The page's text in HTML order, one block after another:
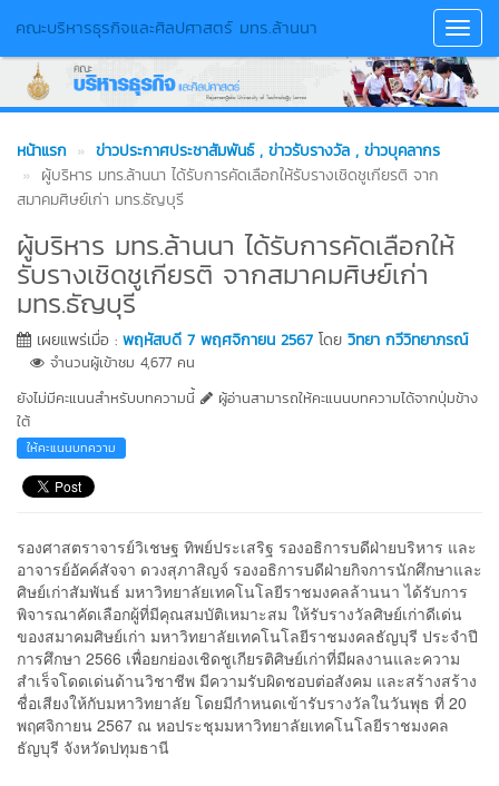
คณะบริหารธุรกิจและศิลปศาสตร์ มทร.ล้านนา
หน้าแรก ข่าวประกาศประชาสัมพันธ์ , ข่าวรับรางวัล , ข่าวบุคลากร
ผู้บริหาร มทร.ล้านนา ได้รับการคัดเลือกให้รับรางเชิดชูเกียรติ จาก
สมาคมศิษย์เก่า มทร.ธัญบุรี
ผู้บริหาร มทร.ล้านนา ได้รับการคัดเลือกให้
รับรางเชิดชูเกียรติ จากสมาคมศิษย์เก่า
มทร.ธัญบุรี
เผยแพร่เมื่อ : พฤหัสบดี 7 พฤศจิกายน 2567 โดย วิทยา กวีวิทยาภรณ์
จำนวนผู้เข้าชม 4,677 คน
ยังไม่มีคะแนนสำหรับบทความนี้
ผู้อ่านสามารถให้คะแนนบทความได้จากปุ่มข้าง
ใต้
ให้คะแนนบทความ
รองศาสตราจารย์วิเชษฐ ทิพย์ประเสริฐ รองอธิการบดีฝ่ายบริหาร และ
อาจารย์อัคค์สัจจา ดวงสุภาสิญจ์ รองอธิการบดีฝ่ายกิจการนักศึกษาและ
ศิษย์เก่าสัมพันธ์ มหาวิทยาลัยเทคโนโลยีราชมงคลล้านนา ได้รับการ
พิจารณาคัดเลือกผู้ที่มีคุณสมบัติเหมาะสม ให้รับรางวัลศิษย์เก่าดีเด่น
ของสมาคมศิษย์เก่า มหาวิทยาลัยเทคโนโลยีราชมงคลธัญบุรี ประจำปี
การศึกษา 2566 เพื่อยกย่องเชิดชูเกียรติศิษย์เก่าที่มีผลงานและความ
สำเร็จโดดเด่นด้านวิชาชีพ มีความรับผิดชอบต่อสังคม และสร้างสร้าง
ชื่อเสียงให้กับมหาวิทยาลัย โดยมีกำหนดเข้ารับรางวัลในวันพุธ ที่ 20
พฤศจิกายน 2567 ณ หอประชุมมหาวิทยาลัยเทคโนโลยีราชมงคล
ธัญบุรี จังหวัดปทุมธานี